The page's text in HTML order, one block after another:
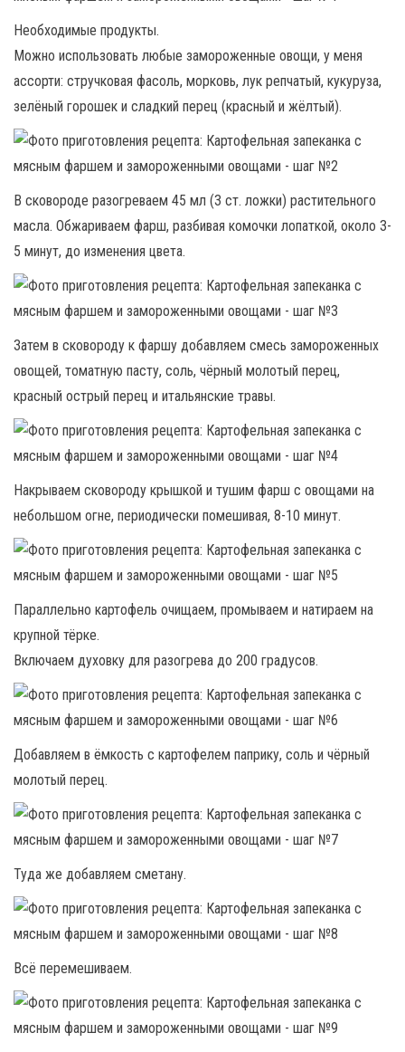
Необходимые продукты.
Можно использовать любые замороженные овощи, у меня
ассорти: стручковая фасоль, морковь, лук репчатый, кукуруза,
зелёный горошек и сладкий перец (красный и жёлтый).
В сковороде разогреваем 45 мл (3 ст. ложки) растительного
масла. Обжариваем фарш, разбивая комочки лопаткой, около 3-
5 минут, до изменения цвета.
Затем в сковороду к фаршу добавляем смесь замороженных
овощей, томатную пасту, соль, чёрный молотый перец,
красный острый перец и итальянские травы.
Накрываем сковороду крышкой и тушим фарш с овощами на
небольшом огне, периодически помешивая, 8-10 минут.
Параллельно картофель очищаем, промываем и натираем на
крупной тёрке.
Включаем духовку для разогрева до 200 градусов.
Добавляем в ёмкость с картофелем паприку, соль и чёрный
молотый перец.
Туда же добавляем сметану.
Всё перемешиваем.